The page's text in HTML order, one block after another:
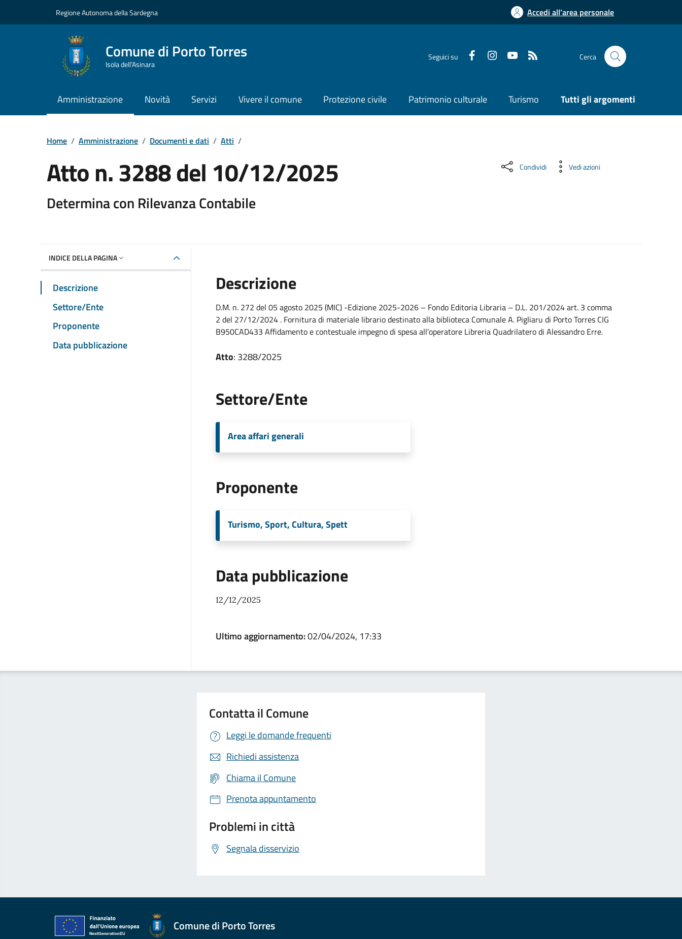
Regione Autonoma della Sardegna Accedi all'area personale
Comune di Porto Torres
Isola dell’Asinara
Seguici su Cerca
Amministrazione Novità Servizi Vivere il comune Protezione civile Patrimonio culturale Turismo Tutti gli argomenti
Home / Amministrazione / Documenti e dati / Atti /
Atto n. 3288 del 10/12/2025
Determina con Rilevanza Contabile
Condividi Vedi azioni
INDICE DELLA PAGINA
Descrizione
Settore/Ente
Proponente
Data pubblicazione
Descrizione
D.M. n. 272 del 05 agosto 2025 (MIC) -Edizione 2025-2026 – Fondo Editoria Libraria – D.L. 201/2024 art. 3 comma
2 del 27/12/2024 . Fornitura di materiale librario destinato alla biblioteca Comunale A. Pigliaru di Porto Torres CIG
B950CAD433 Affidamento e contestuale impegno di spesa all’operatore Libreria Quadrilatero di Alessandro Erre.
Atto: 3288/2025
Settore/Ente
Area affari generali
Proponente
Turismo, Sport, Cultura, Spett
Data pubblicazione
12/12/2025
Ultimo aggiornamento:02/04/2024, 17:33
Contatta il Comune
Leggi le domande frequenti
Richiedi assistenza
Chiama il Comune
Prenota appuntamento
Problemi in città
Segnala disservizio
Comune di Porto Torres